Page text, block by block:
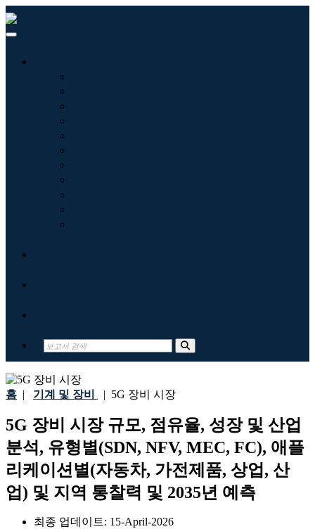
홈 | 기계 및 장비 | 5G 장비 시장
5G 장비 시장 규모, 점유율, 성장 및 산업
분석, 유형별(SDN, NFV, MEC, FC), 애플
리케이션별(자동차, 가전제품, 상업, 산
업) 및 지역 통찰력 및 2035년 예측
최종 업데이트: 15-April-2026